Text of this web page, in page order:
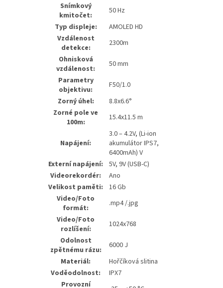
Snímkový
kmitočet:
50 Hz
Typ displeje:
AMOLED HD
Vzdálenost
detekce:
2300m
Ohnisková
vzdálenost:
50 mm
Parametry
objektivu:
F50/1.0
Zorný úhel:
8.8x6.6°
Zorné pole ve
100m:
15.4x11.5 m
Napájení:
3.0 – 4.2V, (Li-ion
akumulátor IPS7,
6400mAh) V
Externí napájení:
5V, 9V (USB-C)
Videorekordér:
Ano
Velikost paměti:
16 Gb
Video/Foto
formát:
.mp4 /.jpg
Video/Foto
rozlíšení:
1024x768
Odolnost
zpětnému rázu:
6000 J
Materiál:
Hořčíková slitina
Voděodolnost:
IPX7
Provozní